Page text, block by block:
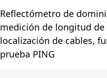
Reflectómetro de
medición de longitud de
localización de cables,
prueba PING